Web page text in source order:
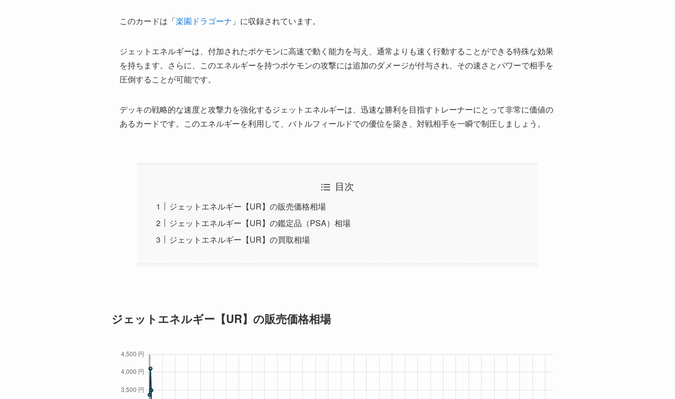
このカードは「楽園ドラゴーナ 」に収録されています。
ジェットエネルギーは、付加されたポケモンに高速で動く能力を与え、通常よりも速く行動することができる特殊な効果
を持ちます。さらに、このエネルギーを持つポケモンの攻撃には追加のダメージが付与され、その速さとパワーで相手を
圧倒することが可能です。
デッキの戦略的な速度と攻撃力を強化するジェットエネルギーは、迅速な勝利を目指すトレーナーにとって非常に価値の
あるカードです。このエネルギーを利用して、バトルフィールドでの優位を築き、対戦相手を一瞬で制圧しましょう。
目次
ジェットエネルギー【UR】の販売価格相場
ジェットエネルギー【UR】の鑑定品（PSA）相場
ジェットエネルギー【UR】の買取相場
ジェットエネルギー【UR】の販売価格相場